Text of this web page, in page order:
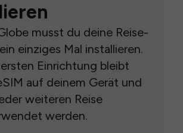
musst du deine Reise-
einziges Mal installieren.
Einrichtung bleibt
auf deinem Gerät und
weiteren Reise
werden.